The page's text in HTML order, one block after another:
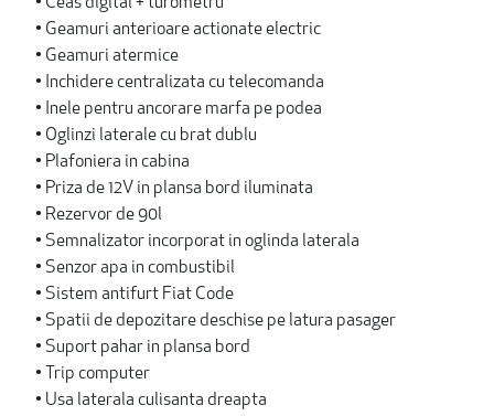
• Geamuri anterioare actionate electric
• Geamuri atermice
• Inchidere centralizata cu telecomanda
• Inele pentru ancorare marfa pe podea
• Oglinzi laterale cu brat dublu
• Plafoniera in cabina
• Priza de 12V in plansa bord iluminata
• Rezervor de 90l
• Semnalizator incorporat in oglinda laterala
• Senzor apa in combustibil
• Sistem antifurt Fiat Code
• Spatii de depozitare deschise pe latura pasager
• Suport pahar in plansa bord
• Trip computer
• Usa laterala culisanta dreapta